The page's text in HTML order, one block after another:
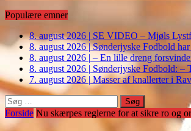
Populære emner
8. august 2026 | SE VIDEO – Mjøls
8. august 2026 | Sønderjyske Fodbold
8. august 2026 | – En lille dreng
8. august 2026 | Sønderjyske Fodbold: –
7. august 2026 | Masser af knallerter i
Søg
efter:
Forside Nu skærpes reglerne for at sikre ro og